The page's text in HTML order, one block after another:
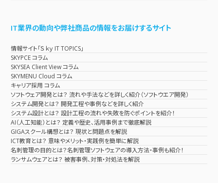
IT業界の動向や弊社商品の情報をお届けするサイト
情報サイト「Ｓｋｙ IT TOPICS」
SKYPCE コラム
SKYSEA Client View コラム
SKYMENU Cloud コラム
キャリア採用 コラム
ソフトウェア開発とは？ 流れや手法などを詳しく紹介（ソフトウエア開発）
システム開発とは？ 開発工程や事例などを詳しく紹介
システム設計とは？ 設計工程の流れや失敗を防ぐポイントを紹介！
AI（人工知能）とは？ 定義や歴史、活用事例まで徹底解説
GIGAスクール構想とは？ 現状と問題点を解説
ICT教育とは？ 意味やメリット・実践例を簡単に解説
名刺管理の目的とは？名刺管理ソフトウェアの導入方法・事例も紹介！
ランサムウェアとは？ 被害事例、対策・対処法を解説